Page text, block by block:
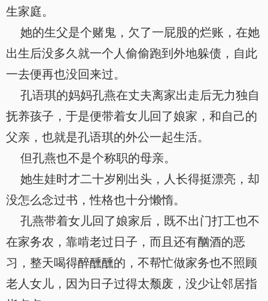
生家庭。
她的生父是个赌鬼，欠了一屁股的烂账，在她
出生后没多久就一个人偷偷跑到外地躲债，自此
一去便再也没回来过。
孔语琪的妈妈孔燕在丈夫离家出走后无力独自
抚养孩子，于是便带着女儿回了娘家，和自己的
父亲，也就是孔语琪的外公一起生活。
但孔燕也不是个称职的母亲。
她生娃时才二十岁刚出头，人长得挺漂亮，却
没怎么念过书，性格也十分懒惰。
孔燕带着女儿回了娘家后，既不出门打工也不
在家务农，靠啃老过日子，而且还有酗酒的恶
习，整天喝得醉醺醺的，不帮忙做家务也不照顾
老人女儿，因为日子过得太颓废，没少让邻居指